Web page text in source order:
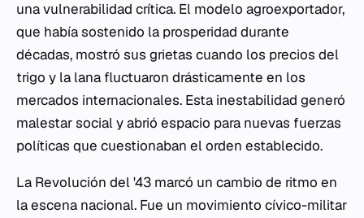
una vulnerabilidad crítica. El modelo agroexportador,
que había sostenido la prosperidad durante
décadas, mostró sus grietas cuando los precios del
trigo y la lana fluctuaron drásticamente en los
mercados internacionales. Esta inestabilidad generó
malestar social y abrió espacio para nuevas fuerzas
políticas que cuestionaban el orden establecido.
La Revolución del '43 marcó un cambio de ritmo en
la escena nacional. Fue un movimiento cívico-militar